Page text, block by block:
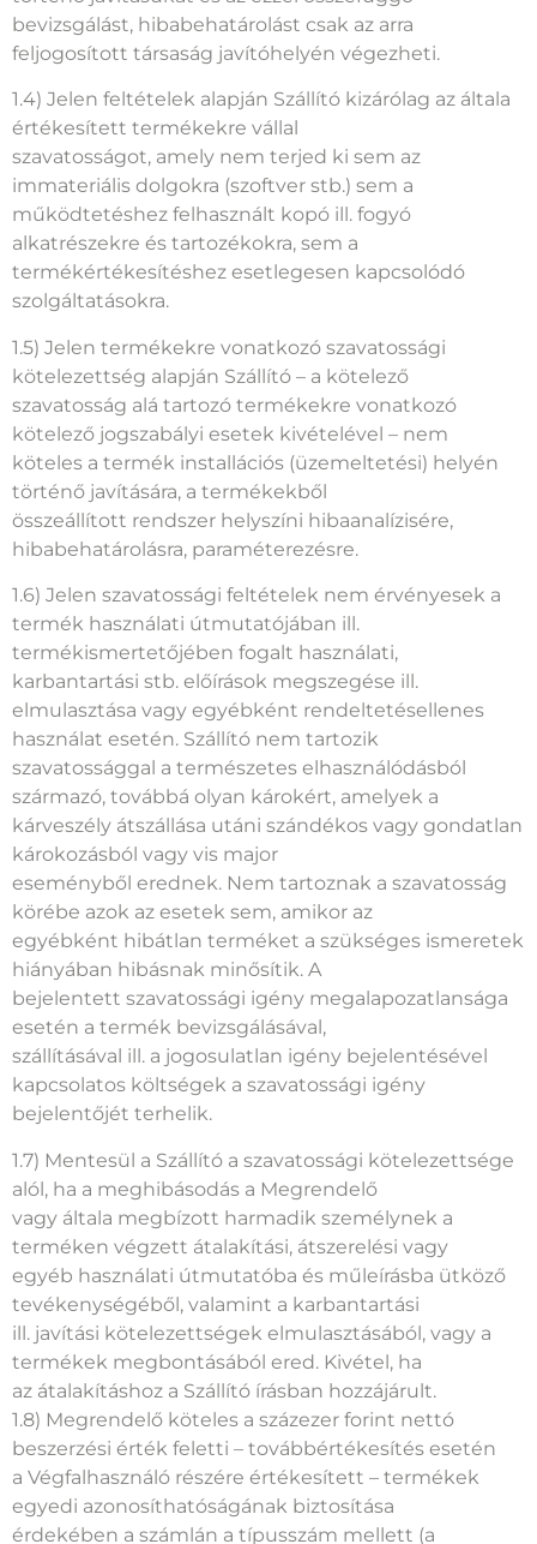
történő javításukat és az ezzel összefüggő
bevizsgálást, hibabehatárolást csak az arra
1.4) Jelen feltételek alapján Szállító kizárólag az általa
értékesített termékekre vállal
szavatosságot, amely nem terjed ki sem az
immateriális dolgokra (szoftver stb.) sem a
működtetéshez felhasznált kopó ill. fogyó
alkatrészekre és tartozékokra, sem a
termékértékesítéshez esetlegesen kapcsolódó
1.5) Jelen termékekre vonatkozó szavatossági
kötelezettség alapján Szállító – a kötelező
szavatosság alá tartozó termékekre vonatkozó
kötelező jogszabályi esetek kivételével – nem
köteles a termék installációs (üzemeltetési) helyén
történő javítására, a termékekből
összeállított rendszer helyszíni hibaanalízisére,
1.6) Jelen szavatossági feltételek nem érvényesek a
termék használati útmutatójában ill.
termékismertetőjében fogalt használati,
karbantartási stb. előírások megszegése ill.
elmulasztása vagy egyébként rendeltetésellenes
használat esetén. Szállító nem tartozik
szavatossággal a természetes elhasználódásból
származó, továbbá olyan károkért, amelyek a
kárveszély átszállása utáni szándékos vagy gondatlan
károkozásból vagy vis major
eseményből erednek. Nem tartoznak a szavatosság
körébe azok az esetek sem, amikor az
egyébként hibátlan terméket a szükséges ismeretek
hiányában hibásnak minősítik. A
bejelentett szavatossági igény megalapozatlansága
esetén a termék bevizsgálásával,
szállításával ill. a jogosulatlan igény bejelentésével
kapcsolatos költségek a szavatossági igény
1.7) Mentesül a Szállító a szavatossági kötelezettsége
alól, ha a meghibásodás a Megrendelő
vagy általa megbízott harmadik személynek a
terméken végzett átalakítási, átszerelési vagy
egyéb használati útmutatóba és műleírásba ütköző
tevékenységéből, valamint a karbantartási
ill. javítási kötelezettségek elmulasztásából, vagy a
termékek megbontásából ered. Kivétel, ha
az átalakításhoz a Szállító írásban hozzájárult.
1.8) Megrendelő köteles a százezer forint nettó
beszerzési érték feletti – továbbértékesítés esetén
a Végfalhasználó részére értékesített – termékek
egyedi azonosíthatóságának biztosítása